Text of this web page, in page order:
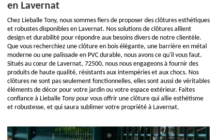
en Lavernat
Chez Lieballe Tony, nous sommes fiers de proposer des clôtures esthétiques
et robustes disponibles en Lavernat. Nos solutions de clôtures allient
design et durabilité pour répondre aux besoins divers de notre clientèle.
Que vous recherchiez une clôture en bois élégante, une barrière en métal
moderne ou une palissade en PVC durable, nous avons ce qu'il vous faut.
Situés au cœur de Lavernat, 72500, nous nous engageons à fournir des
produits de haute qualité, résistants aux intempéries et aux chocs. Nos
clôtures ne sont pas seulement fonctionnelles, elles sont aussi de véritables
éléments de décor pour votre jardin ou votre espace extérieur. Faites
confiance à Lieballe Tony pour vous offrir une clôture qui allie esthétisme
et robustesse, et qui saura sublimer votre propriété à Lavernat.